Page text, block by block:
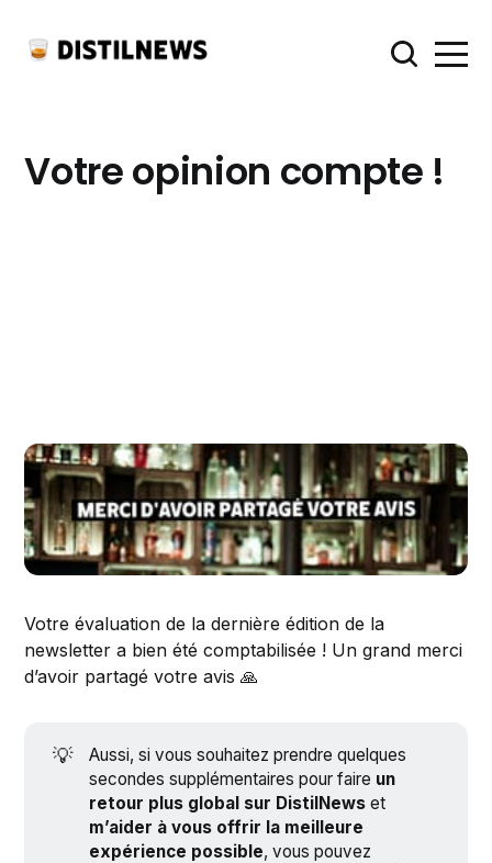
Votre opinion compte !
Votre évaluation de la dernière édition de la
newsletter a bien été comptabilisée ! Un grand merci
d’avoir partagé votre avis 🙏
💡
Aussi, si vous souhaitez prendre quelques
secondes supplémentaires pour faire un
retour plus global sur DistilNewset
m’aider à vous offrir la meilleure
expérience possible, vous pouvez